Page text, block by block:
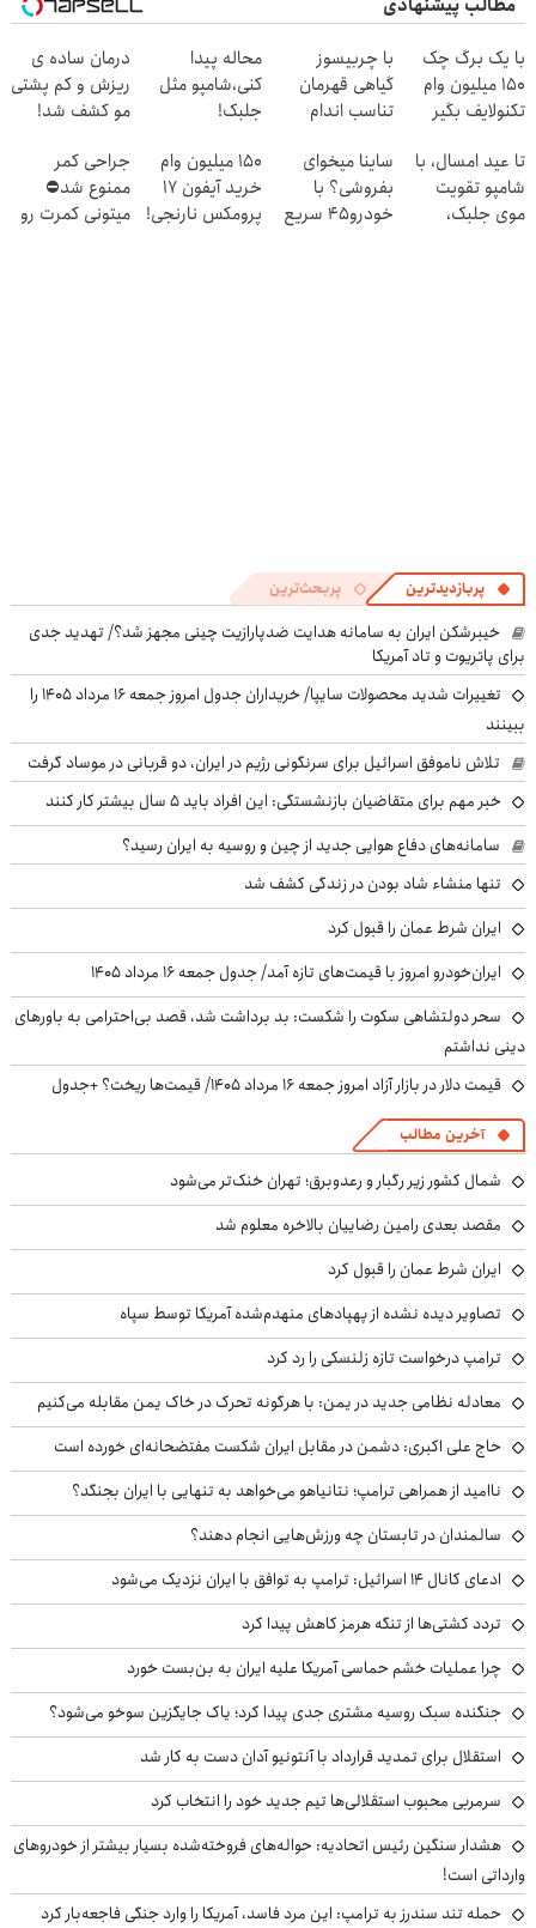
با یک برگ چک
150 میلیون وام
تکنولایف بگیر
با چربیسوز
گیاهی قهرمان
تناسب اندام
محاله پیدا
کنی،شامپو مثل
جلبک!
مجدد40%تخفیف
درمان ساده ی
ریزش و کم پشتی
مو کشف شد!
تا عید امسال، با
شامپو تقویت
موی جلبک،
ساینا میخوای
بفروشی؟ با
خودرو45 سریع
150 میلیون وام
خرید آیفون 17
پرومکس نارنجی!
جراحی کمر
ممنوع شد⛔
میتونی کمرت رو
پربازدیدترین پربحث‌ترین
خیبرشکن ایران به سامانه هدایت ضدپارازیت چینی مجهز شد؟/ تهدید جدی
برای پاتریوت و تاد آمریکا
تغییرات شدید محصولات سایپا/ خریداران جدول امروز جمعه ۱۶ مرداد ۱۴۰۵ را
ببینند
تلاش ناموفق اسرائیل برای سرنگونی رژیم در ایران، دو قربانی در موساد گرفت
خبر مهم برای متقاضیان بازنشستگی: این افراد باید ۵ سال بیشتر کار کنند
سامانه‌های دفاع هوایی جدید از چین و روسیه به ایران رسید؟
تنها منشاء شاد بودن در زندگی کشف شد
ایران شرط عمان را قبول کرد
ایران‌خودرو امروز با قیمت‌های تازه آمد/ جدول جمعه ۱۶ مرداد ۱۴۰۵
سحر دولتشاهی سکوت را شکست: بد برداشت شد، قصد بی‌احترامی به باورهای
دینی نداشتم
قیمت دلار در بازار آزاد امروز جمعه ۱۶ مرداد ۱۴۰۵/ قیمت‌ها ریخت؟ +جدول
آخرین مطالب
شمال کشور زیر رگبار و رعدوبرق؛ تهران خنک‌تر می‌شود
مقصد بعدی رامین رضاییان بالاخره معلوم شد
ایران شرط عمان را قبول کرد
تصاویر دیده نشده از پهپادهای منهدم‌شده آمریکا توسط سپاه
ترامپ درخواست تازه زلنسکی را رد کرد
معادله نظامی جدید در یمن: با هرگونه تحرک در خاک یمن مقابله می‌کنیم
حاج علی اکبری: دشمن در مقابل ایران شکست مفتضحانه‌ای خورده است
ناامید از همراهی ترامپ؛ نتانیاهو می‌خواهد به تنهایی با ایران بجنگد؟
سالمندان در تابستان چه ورزش‌هایی انجام دهند؟
ادعای کانال ۱۴ اسرائیل: ترامپ به توافق با ایران نزدیک می‌شود
تردد کشتی‌ها از تنگه هرمز کاهش پیدا کرد
چرا عملیات خشم حماسی آمریکا علیه ایران به بن‌بست خورد
جنگنده سبک روسیه مشتری جدی پیدا کرد؛ یاک جایگزین سوخو می‌شود؟
استقلال برای تمدید قرارداد با آنتونیو آدان دست به کار شد
سرمربی محبوب استقلالی‌ها تیم جدید خود را انتخاب کرد
هشدار سنگین رئیس اتحادیه: حواله‌های فروخته‌شده بسیار بیشتر از خودروهای
وارداتی است!
حمله تند سندرز به ترامپ: این مرد فاسد، آمریکا را وارد جنگی فاجعه‌بار کرد